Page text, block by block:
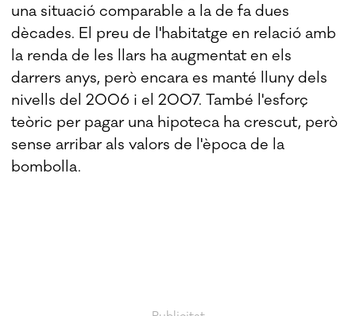
una situació comparable a la de fa dues
dècades. El preu de l'habitatge en relació amb
la renda de les llars ha augmentat en els
darrers anys, però encara es manté lluny dels
nivells del 2006 i el 2007. També l'esforç
teòric per pagar una hipoteca ha crescut, però
sense arribar als valors de l'època de la
bombolla.